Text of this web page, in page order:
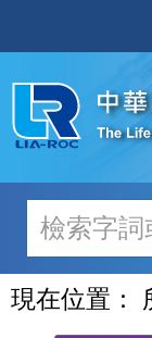
至
主
內
容
現在位置：